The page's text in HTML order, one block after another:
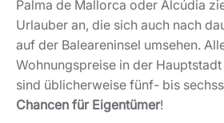
Palma de Mallorca oder Alcúdia
Urlauber an, die sich auch nach
auf der Baleareninsel umsehen.
Wohnungspreise in der
sind üblicherweise fünf- bis
Chancen für Eigentümer!